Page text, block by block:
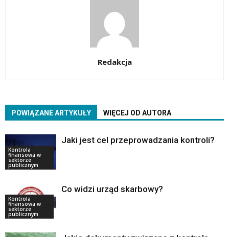
Redakcja
POWIĄZANE ARTYKUŁY WIĘCEJ OD AUTORA
Kontrola
finansowa w
sektorze
publicznym
Jaki jest cel przeprowadzania kontroli?
Kontrola
finansowa w
sektorze
publicznym
Co widzi urząd skarbowy?